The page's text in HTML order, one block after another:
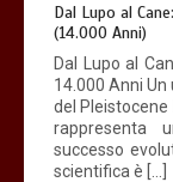
Dal Lupo al
(14.000 Anni)
Dal Lupo al
14.000 Anni
del
rappresenta
successo
scientifica è […]